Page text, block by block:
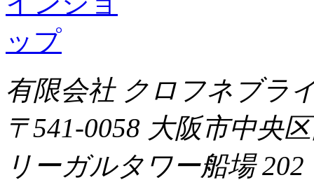
有限会社 クロフネブラ
〒541-0058 大阪市中央
リーガルタワー船場 202